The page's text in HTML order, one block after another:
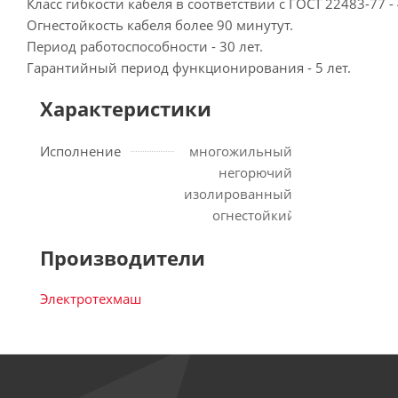
Класс гибкости кабеля в соответствии с ГОСТ 22483-77 -
Огнестойкость кабеля более 90 минутут.
Период работоспособности - 30 лет.
Гарантийный период функционирования - 5 лет.
Характеристики
Исполнение
многожильный;
негорючий;
изолированный;
огнестойкий
Производители
Электротехмаш